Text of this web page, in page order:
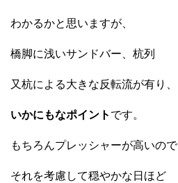
わかるかと思いますが、
橋脚に浅いサンドバー、杭列
又杭による大きな反転流が有り、
いかにもなポイント です。
もちろんプレッシャーが高いので
それを考慮して穏やかな日ほど